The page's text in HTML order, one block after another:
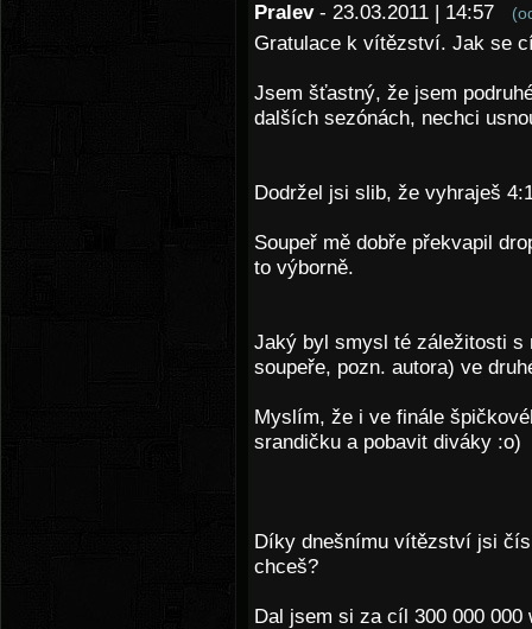
Pralev - 23.03.2011 | 14:57
Gratulace k vítězství. Jak se
Jsem šťastný, že jsem
dalších sezónách, nechci
Dodržel jsi slib, že vyhraješ
Soupeř mě dobře překvapil
to výborně.
Jaký byl smysl té záležitosti s
soupeře, pozn. autora) ve
Myslím, že i ve finále
srandičku a pobavit diváky :o)
Díky dnešnímu vítězství jsi
chceš?
Dal jsem si za cíl 300 000